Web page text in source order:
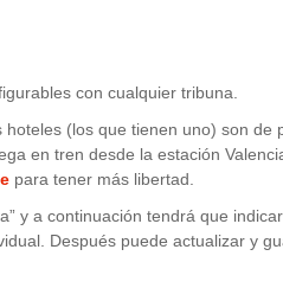
con cualquier tribuna.
(los que tienen uno) son de
en tren desde la estación
para tener más libertad.
y a continuación tendrá que
Después puede actualizar y